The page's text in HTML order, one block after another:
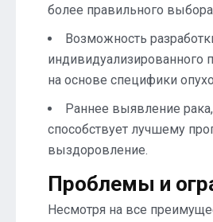
более правильного выбора
Возможность
индивидуализированного
на основе специфики
Раннее выявление рака,
способствует лучшему
выздоровление.
Проблемы и
Несмотря на все